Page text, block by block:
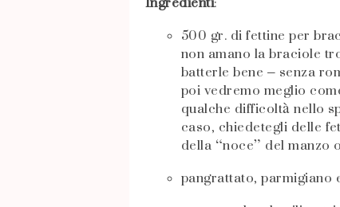
500 gr. di fettine per
non amano la braciole
batterle bene – senza
poi vedremo meglio
qualche difficoltà nello
caso, chiedetegli delle
della “noce” del manzo
pangrattato,